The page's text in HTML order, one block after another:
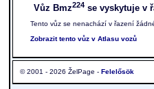
Vůz Bmz224 se vyskytuje v
Tento vůz se nenachází v řazení
Zobrazit tento vůz v Atlasu vozů
© 2001 - 2026 ŽelPage - Felelősök